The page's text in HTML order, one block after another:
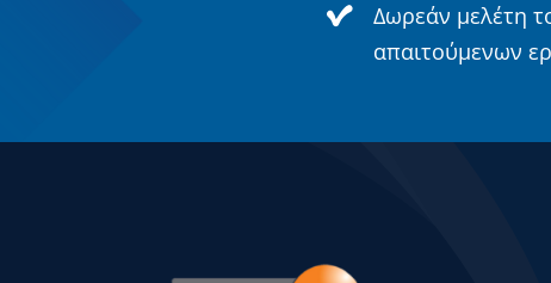
Δωρεάν μελέτη
απαιτούμενων